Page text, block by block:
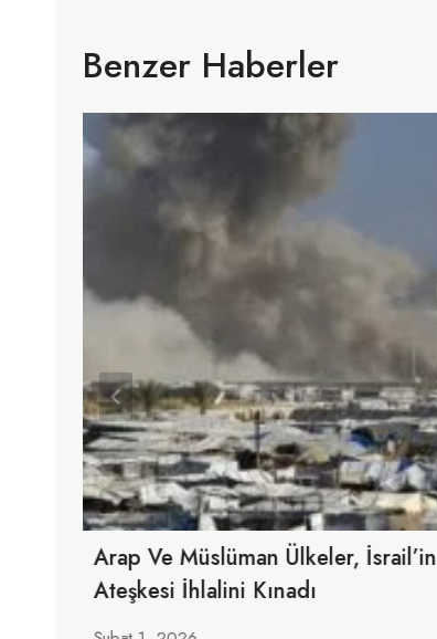
Benzer Haberler
Arap Ve Müslüman Ülkeler, İsrail’in
Ateşkesi İhlalini Kınadı